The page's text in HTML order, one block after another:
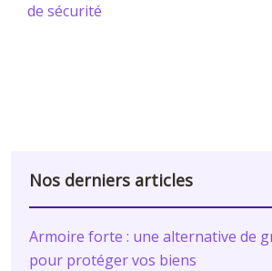
de sécurité
Nos derniers articles
Armoire forte : une alternative de
pour protéger vos biens